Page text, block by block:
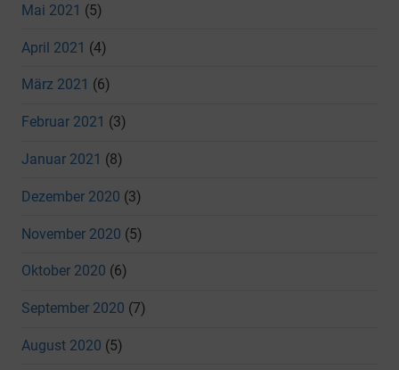
Mai 2021 (5)
April 2021 (4)
März 2021 (6)
Februar 2021 (3)
Januar 2021 (8)
Dezember 2020 (3)
November 2020 (5)
Oktober 2020 (6)
September 2020 (7)
August 2020 (5)